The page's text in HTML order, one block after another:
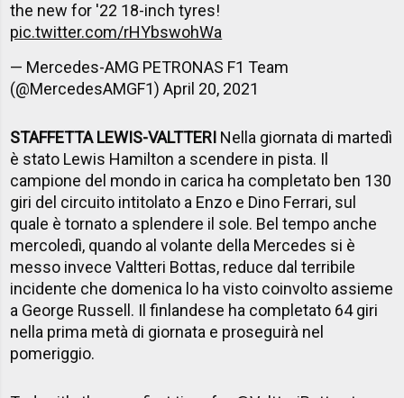
the new for '22 18-inch tyres!
pic.twitter.com/rHYbswohWa
— Mercedes-AMG PETRONAS F1 Team
(@MercedesAMGF1)April 20, 2021
STAFFETTA LEWIS-VALTTERI Nella giornata di martedì
è stato Lewis Hamilton a scendere in pista. Il
campione del mondo in carica ha completato ben 130
giri del circuito intitolato a Enzo e Dino Ferrari, sul
quale è tornato a splendere il sole. Bel tempo anche
mercoledì, quando al volante della Mercedes si è
messo invece Valtteri Bottas, reduce dal terribile
incidente che domenica lo ha visto coinvolto assieme
a George Russell. Il finlandese ha completato 64 giri
nella prima metà di giornata e proseguirà nel
pomeriggio.